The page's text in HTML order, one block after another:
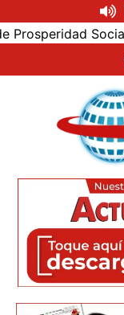
en La Guajira